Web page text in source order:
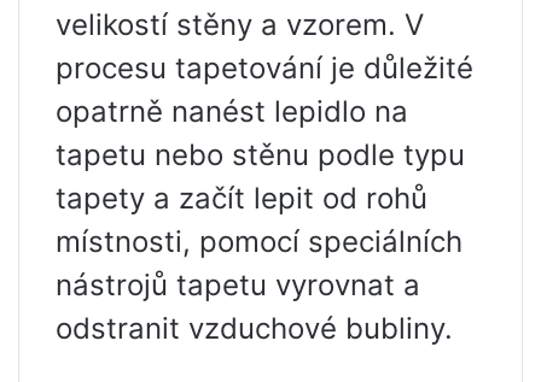
velikostí stěny a vzorem. V
procesu tapetování je důležité
opatrně nanést lepidlo na
tapetu nebo stěnu podle typu
tapety a začít lepit od rohů
místnosti, pomocí speciálních
nástrojů tapetu vyrovnat a
odstranit vzduchové bubliny.